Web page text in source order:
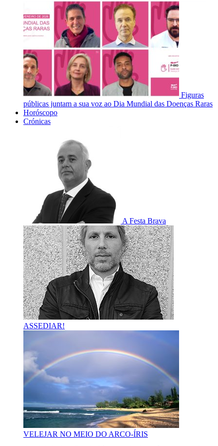
Figuras
públicas juntam a sua voz ao Dia Mundial das Doenças Raras
Horóscopo
Crónicas
A Festa Brava
ASSEDIAR!
VELEJAR NO MEIO DO ARCO-ÍRIS